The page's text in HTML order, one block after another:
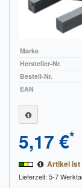
Marke
Hersteller-Nr.
Bestell-Nr.
EAN
5,17 €*
Artikel
Lieferzeit: 5-7